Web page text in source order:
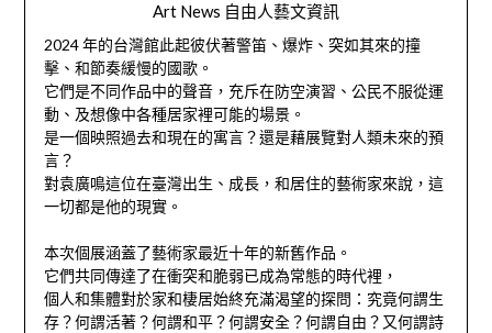
Art News 自由人藝文資訊
2024 年的台灣館此起彼伏著警笛、爆炸、突如其來的撞
擊、和節奏緩慢的國歌。
它們是不同作品中的聲音，充斥在防空演習、公民不服從運
動、及想像中各種居家裡可能的場景。
是一個映照過去和現在的寓言？還是藉展覽對人類未來的預
言？
對袁廣鳴這位在臺灣出生、成長，和居住的藝術家來說，這
一切都是他的現實。
本次個展涵蓋了藝術家最近十年的新舊作品。
它們共同傳達了在衝突和脆弱已成為常態的時代裡，
個人和集體對於家和棲居始終充滿渴望的探問：究竟何謂生
存？何謂活著？何謂和平？何謂安全？何謂自由？又何謂詩